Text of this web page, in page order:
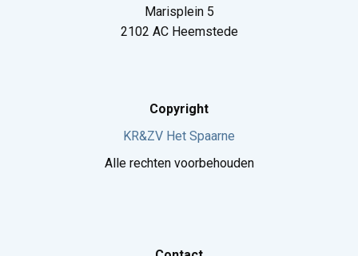
Marisplein 5
2102 AC Heemstede
Copyright
KR&ZV Het Spaarne
Alle rechten voorbehouden